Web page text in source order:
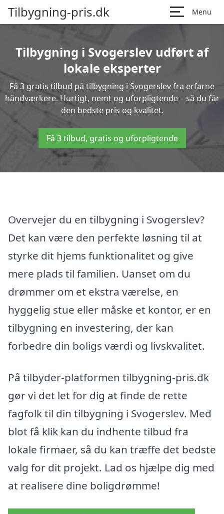
Tilbygning-pris.dk Menu
Tilbygning i Svogerslev udført af
lokale eksperter
Få 3 gratis tilbud på tilbygning i Svogerslev fra erfarne
håndværkere. Hurtigt, nemt og uforpligtende – så du får
den bedste pris og kvalitet.
Få 3 tilbud, gratis og uforpligtende
Overvejer du en tilbygning i Svogerslev?
Det kan være den perfekte løsning til at
styrke dit hjems funktionalitet og give
mere plads til familien. Uanset om du
drømmer om et ekstra værelse, en
hyggelig stue eller måske et kontor, er en
tilbygning en investering, der kan
forbedre din boligs værdi og livskvalitet.
På tilbyder-platformen tilbygning-pris.dk
gør vi det let for dig at finde de rette
fagfolk til din tilbygning i Svogerslev. Med
blot få klik kan du indhente tilbud fra
lokale firmaer, så du kan træffe det bedste
valg for dit projekt. Lad os hjælpe dig med
at realisere dine boligdrømme!